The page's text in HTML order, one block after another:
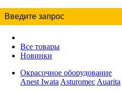
Все товары
Новинки
Окрасочное оборудование
Anest Iwata Asturomec Auarita